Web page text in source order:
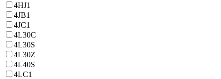
4HJ1
4JB1
4JC1
4L30C
4L30S
4L30Z
4L40S
4LC1